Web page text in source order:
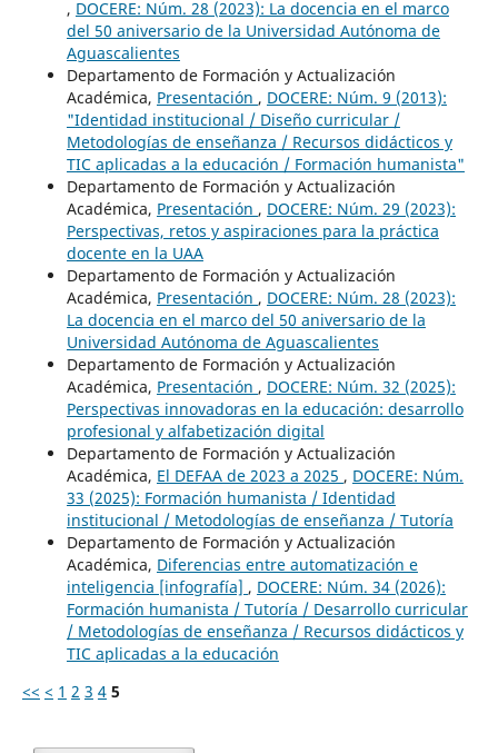
, DOCERE: Núm. 28 (2023): La docencia en el marco
del 50 aniversario de la Universidad Autónoma de
Aguascalientes
Departamento de Formación y Actualización
Académica, Presentación , DOCERE: Núm. 9 (2013):
"Identidad institucional / Diseño curricular /
Metodologías de enseñanza / Recursos didácticos y
TIC aplicadas a la educación / Formación humanista"
Departamento de Formación y Actualización
Académica, Presentación , DOCERE: Núm. 29 (2023):
Perspectivas, retos y aspiraciones para la práctica
docente en la UAA
Departamento de Formación y Actualización
Académica, Presentación , DOCERE: Núm. 28 (2023):
La docencia en el marco del 50 aniversario de la
Universidad Autónoma de Aguascalientes
Departamento de Formación y Actualización
Académica, Presentación , DOCERE: Núm. 32 (2025):
Perspectivas innovadoras en la educación: desarrollo
profesional y alfabetización digital
Departamento de Formación y Actualización
Académica, El DEFAA de 2023 a 2025 , DOCERE: Núm.
33 (2025): Formación humanista / Identidad
institucional / Metodologías de enseñanza / Tutoría
Departamento de Formación y Actualización
Académica, Diferencias entre automatización e
inteligencia [infografía] , DOCERE: Núm. 34 (2026):
Formación humanista / Tutoría / Desarrollo curricular
/ Metodologías de enseñanza / Recursos didácticos y
TIC aplicadas a la educación
<< < 1 2 3 4 5